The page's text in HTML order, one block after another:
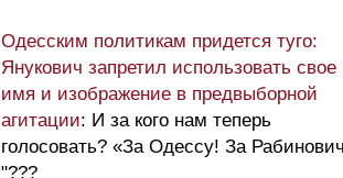
Одесским политикам придется туго:
Янукович запретил использовать свое
имя и изображение в предвыборной
агитации: И за кого нам теперь
голосовать? «За Одессу! За
"???